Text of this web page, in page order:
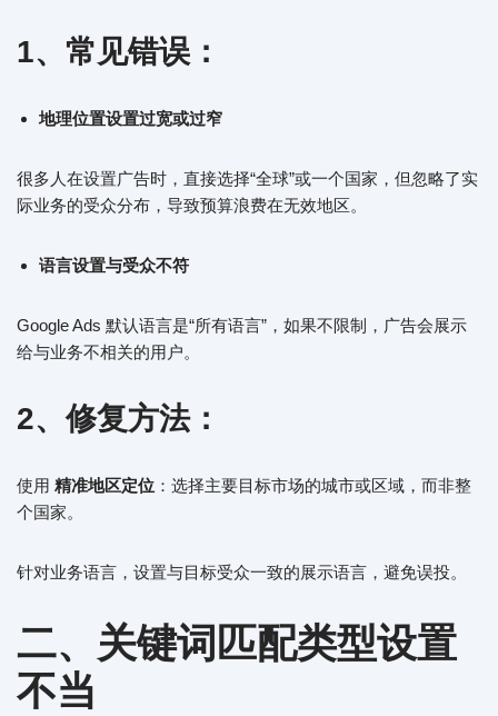
1、常见错误：
地理位置设置过宽或过窄
很多人在设置广告时，直接选择“全球”或一个国家，但忽略了实
际业务的受众分布，导致预算浪费在无效地区。
语言设置与受众不符
Google Ads 默认语言是“所有语言”，如果不限制，广告会展示
给与业务不相关的用户。
2、修复方法：
使用 精准地区定位 ：选择主要目标市场的城市或区域，而非整
个国家。
针对业务语言，设置与目标受众一致的展示语言，避免误投。
二、关键词匹配类型设置
不当